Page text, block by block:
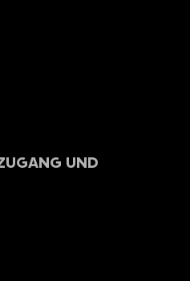
UND